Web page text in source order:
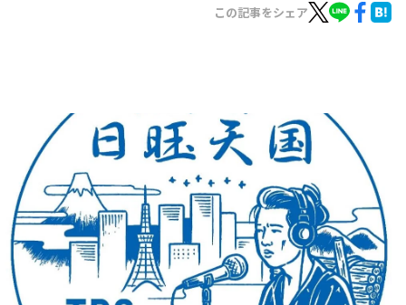
お知らせ
イベント・グッズ
YouTube
会社情報
この記事をシェア